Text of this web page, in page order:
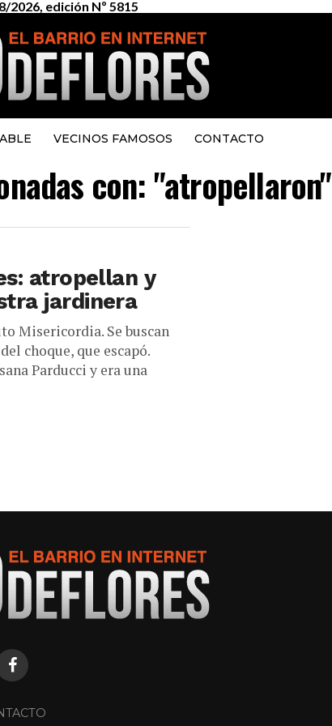
2026, edición Nº 5815
VECINOS FAMOSOS CONTACTO
con: "atropellaron"
atropellan y
jardinera
Misericordia. Se buscan
choque, que escapó.
Parducci y era una